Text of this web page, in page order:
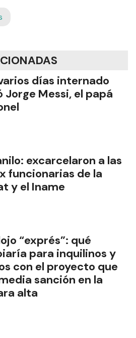
días internado
Jorge Messi, el papá
excarcelaron a las
funcionarias de la
y el Iname
“exprés”: qué
para inquilinos y
con el proyecto que
sanción en la
alta